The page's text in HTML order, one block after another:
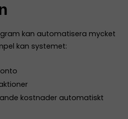
kan automatisera mycket
kan systemet:
kostnader automatiskt